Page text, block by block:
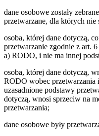
dane osobowe zostały
przetwarzane, dla których nie
osoba, której dane dotyczą,
przetwarzanie zgodnie z art.
a) RODO, i nie ma innej
osoba, której dane dotyczą,
RODO wobec przetwarzania
uzasadnione podstawy
dotyczą, wnosi sprzeciw na
przetwarzania;
dane osobowe były